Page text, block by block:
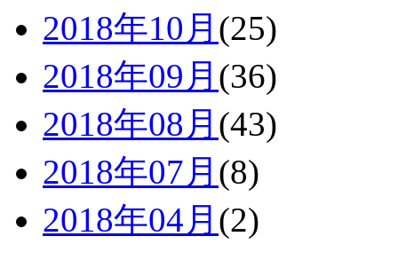
2018年10月 (25)
2018年09月 (36)
2018年08月 (43)
2018年07月 (8)
2018年04月 (2)